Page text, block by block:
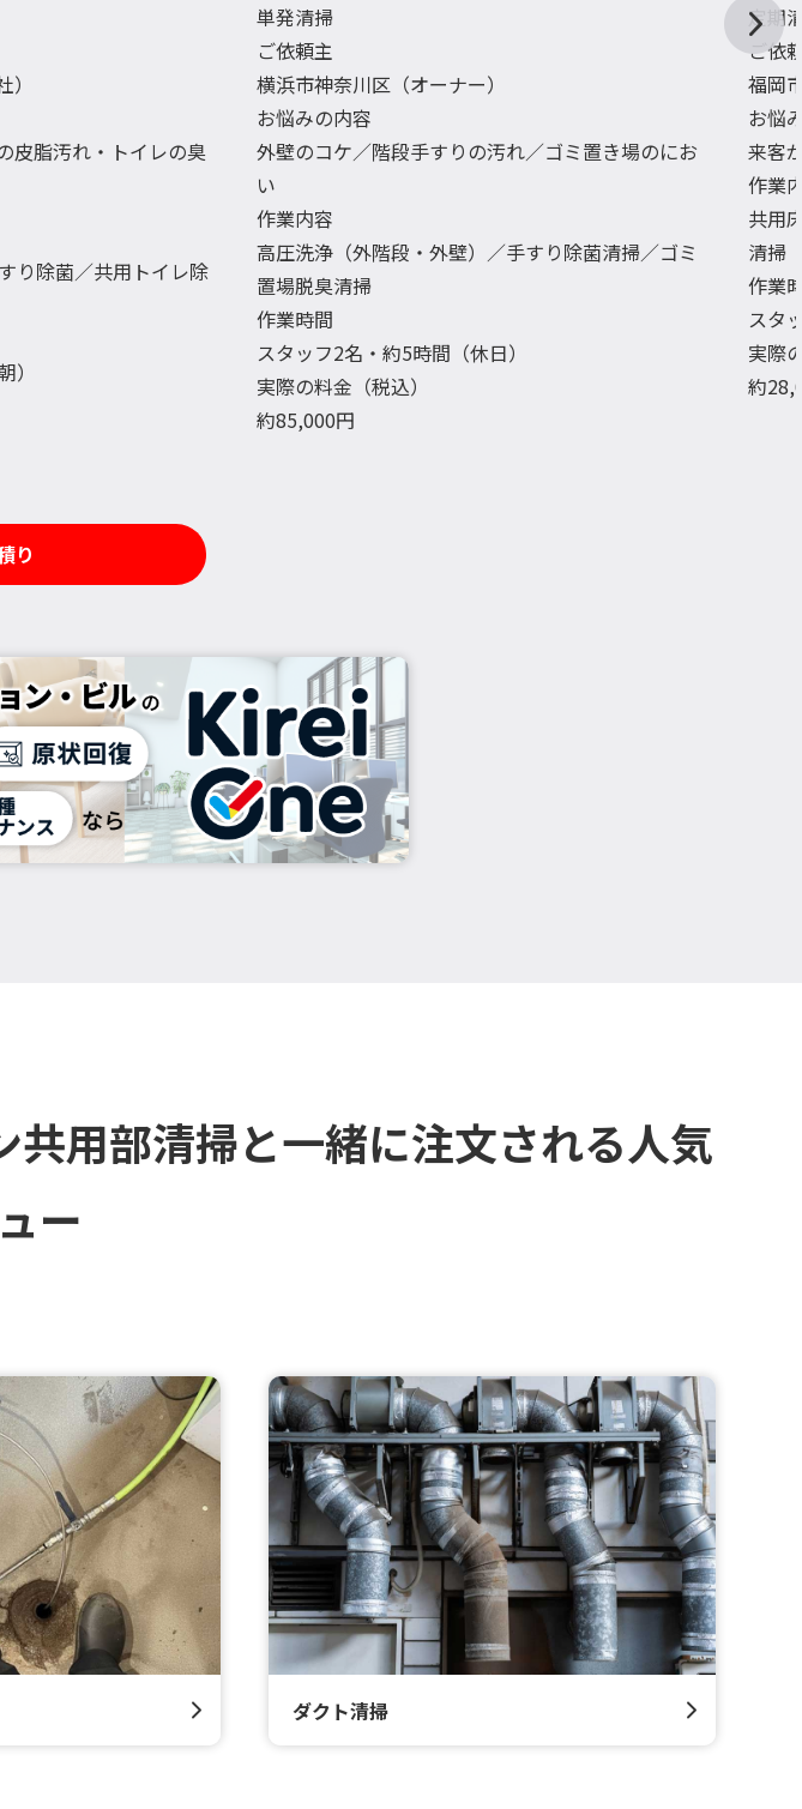
皮脂汚れ・トイレの臭
り除菌／共用トイレ除
単発清掃
ご依頼主
横浜市神奈川区（オーナー）
お悩みの内容
外壁のコケ／階段手すりの汚れ／ゴミ置き場のにお
い
作業内容
高圧洗浄（外階段・外壁）／手すり除菌清掃／ゴミ
置場脱臭清掃
作業時間
スタッフ2名・約5時間（休日）
実際の料金（税込）
約85,000円
定期
ご依
福岡
お悩
来客
作業
共用
清掃
作業
スタ
実際
約
り
用部清掃と一緒に注文される人気
ー
ダクト清掃